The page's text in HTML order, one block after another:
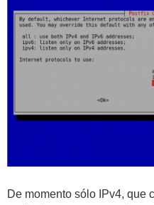
De momento sólo IPv4, que